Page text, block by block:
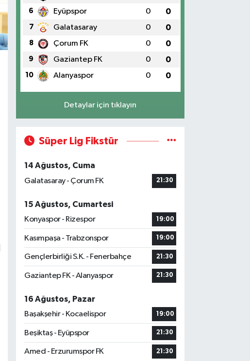
6 Eyüpspor 0 0
7 Galatasaray 0 0
8 Çorum FK 0 0
9 Gaziantep FK 0 0
10 Alanyaspor 0 0
Detaylar için tıklayın
Süper Lig Fikstür
14 Ağustos, Cuma
Galatasaray - Çorum FK
21:30
15 Ağustos, Cumartesi
Konyaspor - Rizespor
19:00
Kasımpaşa - Trabzonspor 19:00
Gençlerbirliği S.K. - Fenerbahçe 21:30
Gaziantep FK - Alanyaspor 21:30
16 Ağustos, Pazar
Başakşehir - Kocaelispor
19:00
Beşiktaş - Eyüpspor 21:30
Amed - Erzurumspor FK 21:30